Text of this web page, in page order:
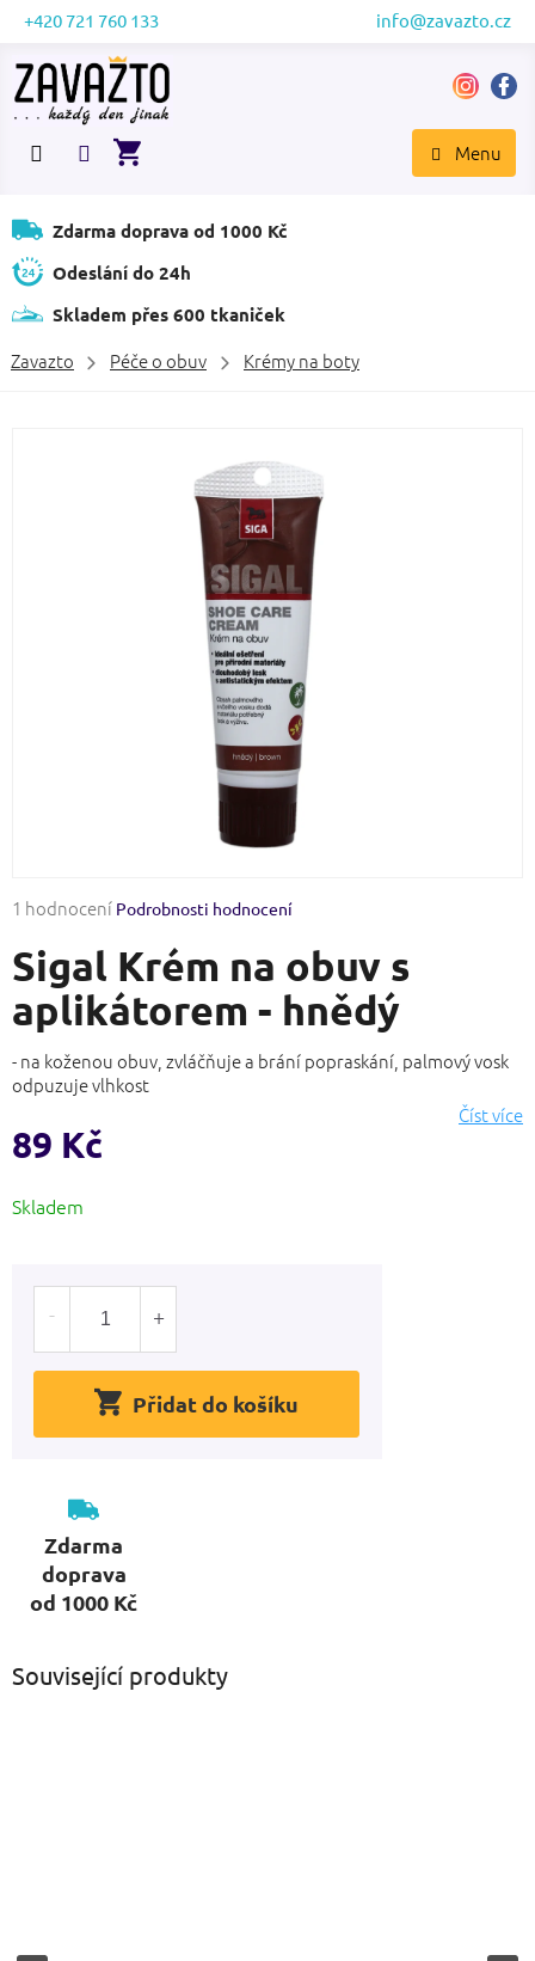
Přejít
obsah
+420 721 760 133 info@zavazto.cz
NÁKUPNÍ
Zdarma doprava od 1000 Kč
Odeslání do 24h
Skladem přes 600 tkaniček
Zavazto Péče o obuv Krémy na boty
Průměrné
produktu
je
5,0
z
hvězdiček.
1 hodnocení Podrobnosti hodnocení
Sigal Krém na obuv s
aplikátorem - hnědý
- na koženou obuv, zvláčňuje a brání popraskání, palmový vosk
odpuzuje vlhkost
Číst více
89 Kč
cena:
Skladem
Přidat do košíku
Zdarma
doprava
od 1000 Kč
Související produkty